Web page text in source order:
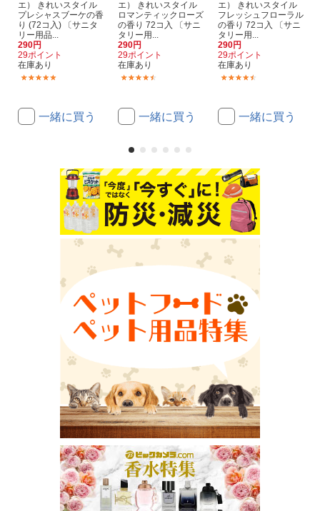
エ） きれいスタイル
プレシャスブーケの香
り (72コ入) 〔サニタ
リー用品...
290円
29ポイント
在庫あり
一緒に買う
エ） きれいスタイル
ロマンティックローズ
の香り 72コ入 〔サニ
タリー用...
290円
29ポイント
在庫あり
一緒に買う
エ） きれいスタイル
フレッシュフローラル
の香り 72コ入 〔サニ
タリー用...
290円
29ポイント
在庫あり
一緒に買う